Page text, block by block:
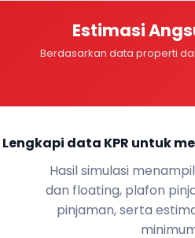
Estimasi
Berdasarkan data properti
Lengkapi data KPR untuk
Hasil simulasi
dan floating, plafon
pinjaman, serta